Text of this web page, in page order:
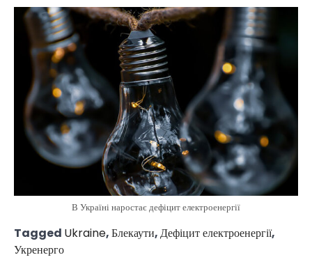
В Україні наростає дефіцит електроенергії
Tagged Ukraine,Блекаути,Дефіцит електроенергії,
Укренерго